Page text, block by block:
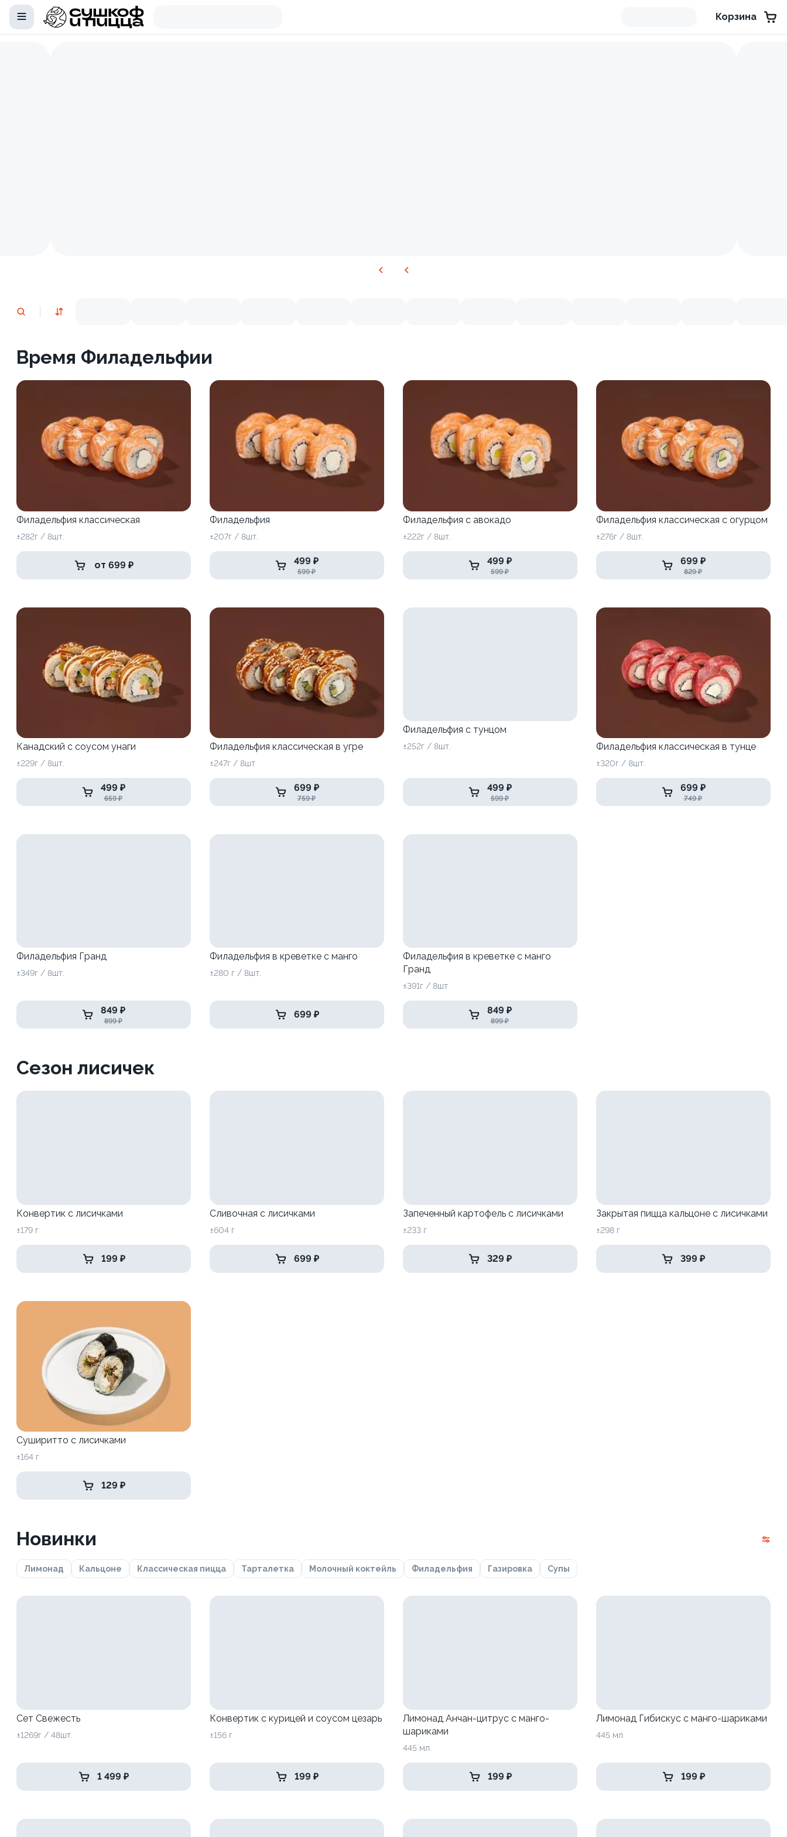
Корзина
Время Филадельфии
Филадельфия классическая
±282г / 8шт.
от 699 ₽
Филадельфия
±207г / 8шт.
499 ₽
599 ₽
Филадельфия с авокадо
±222г / 8шт.
499 ₽
599 ₽
Филадельфия классическая с огурцом
±276г / 8шт.
699 ₽
829 ₽
Канадский с соусом унаги
±229г / 8шт.
499 ₽
659 ₽
Филадельфия классическая в угре
±247г / 8шт
699 ₽
759 ₽
Филадельфия с тунцом
±252г / 8шт.
499 ₽
599 ₽
Филадельфия классическая в тунце
±320г / 8шт.
699 ₽
749 ₽
Филадельфия Гранд
±349г / 8шт.
849 ₽
899 ₽
Филадельфия в креветке с манго
±280 г / 8шт.
699 ₽
Филадельфия в креветке с манго
Гранд
±391г / 8шт
849 ₽
899 ₽
Сезон лисичек
Конвертик с лисичками
±179 г
199 ₽
Сливочная с лисичками
±604 г
699 ₽
Запеченный картофель с лисичками
±233 г
329 ₽
Закрытая пицца кальцоне с лисичками
±298 г
399 ₽
Суширитто с лисичками
±164 г
129 ₽
Новинки
Лимонад Кальцоне Классическая пицца Тарталетка Молочный коктейль Филадельфия Газировка Супы
Сет Свежесть
±1269г / 48шт.
1 499 ₽
Конвертик с курицей и соусом цезарь
±156 г
199 ₽
Лимонад Анчан-цитрус с манго-
шариками
445 мл
199 ₽
Лимонад Гибискус с манго-шариками
445 мл
199 ₽